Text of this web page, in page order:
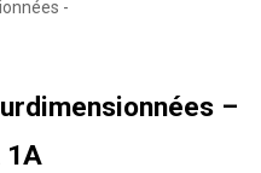
–
1A